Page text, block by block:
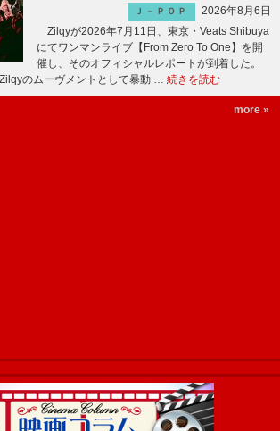
Ｊ－ＰＯＰ
2026年8月6日
Zilqyが2026年7月11日、東京・Veats Shibuya
にてワンマンライブ【From Zero To One】を開
催し、そのオフィシャルレポートが到着した。
のムーヴメントとして暴動 … 続きを読む
more »